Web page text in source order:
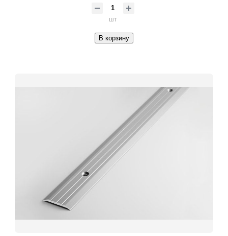
шт
В корзину